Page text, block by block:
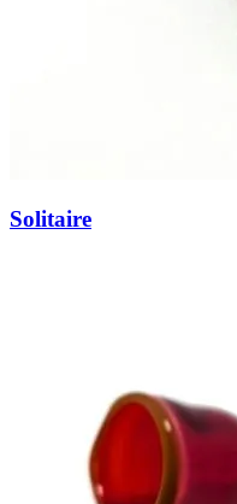
Solitaire